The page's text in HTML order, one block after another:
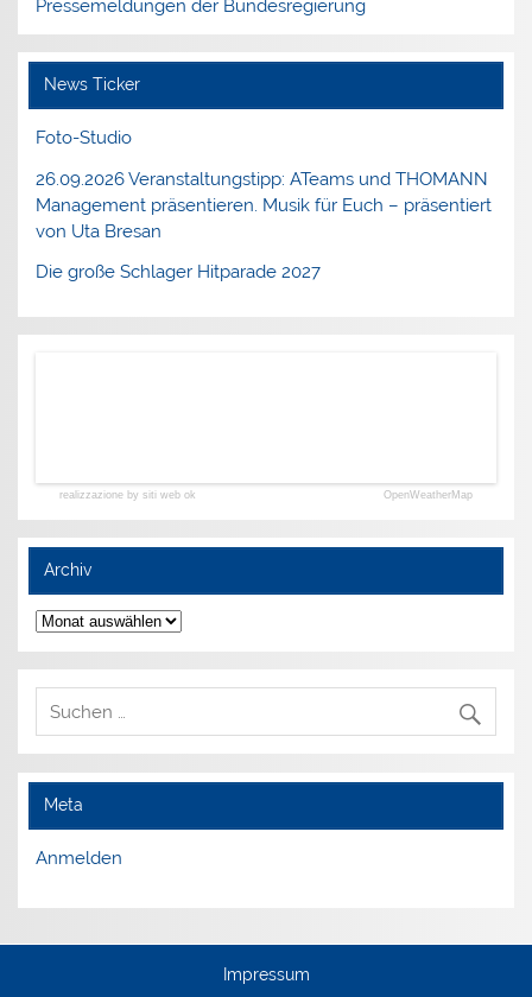
Pressemeldungen der Bundesregierung
News Ticker
Foto-Studio
26.09.2026 Veranstaltungstipp: ATeams und THOMANN
Management präsentieren. Musik für Euch – präsentiert
von Uta Bresan
Die große Schlager Hitparade 2027
realizzazione by siti web ok OpenWeatherMap
Archiv
Archiv
Meta
Anmelden
Impressum